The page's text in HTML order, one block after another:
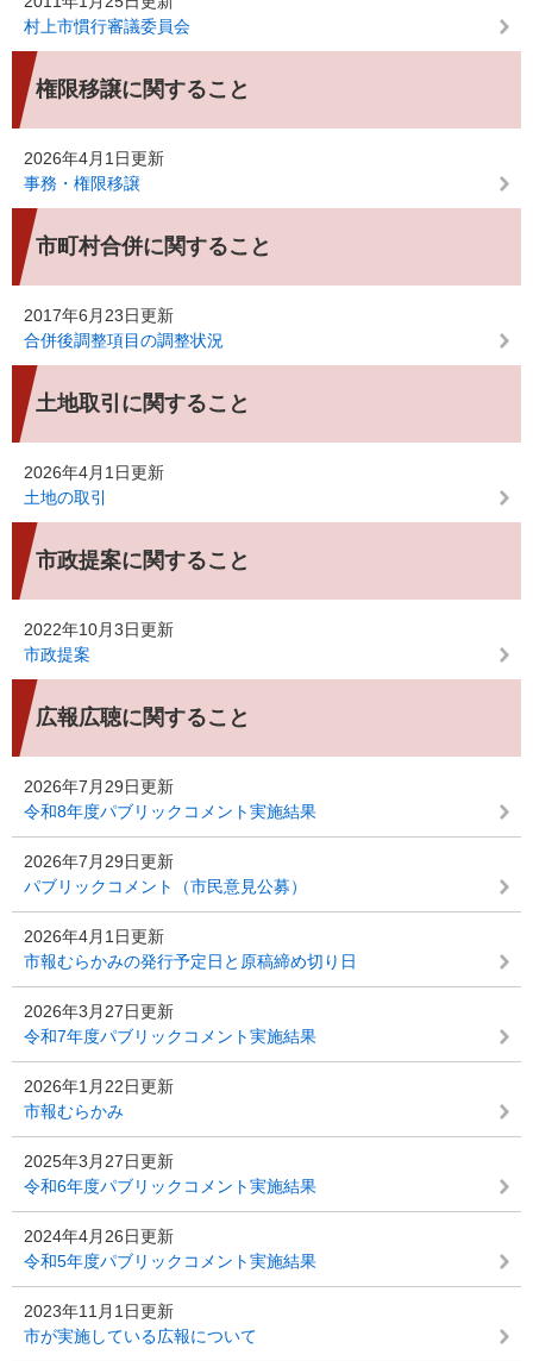
村上市慣行審議委員会
権限移譲に関すること
2026年4月1日更新
事務・権限移譲
市町村合併に関すること
2017年6月23日更新
合併後調整項目の調整状況
土地取引に関すること
2026年4月1日更新
土地の取引
市政提案に関すること
2022年10月3日更新
市政提案
広報広聴に関すること
2026年7月29日更新
令和8年度パブリックコメント実施結果
2026年7月29日更新
パブリックコメント（市民意見公募）
2026年4月1日更新
市報むらかみの発行予定日と原稿締め切り日
2026年3月27日更新
令和7年度パブリックコメント実施結果
2026年1月22日更新
市報むらかみ
2025年3月27日更新
令和6年度パブリックコメント実施結果
2024年4月26日更新
令和5年度パブリックコメント実施結果
2023年11月1日更新
市が実施している広報について